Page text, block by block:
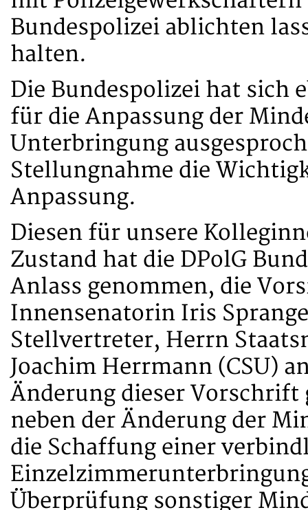
Bundespolizei ablichten
halten.
Die Bundespolizei hat sich
für die Anpassung der
Unterbringung
Stellungnahme die
Anpassung.
Diesen für unsere
Zustand hat die DPolG
Anlass genommen, die
Innensenatorin Iris
Stellvertreter, Herrn
Joachim Herrmann (CSU)
Änderung dieser Vorschrift
neben der Änderung der
die Schaffung einer
Überprüfung sonstiger